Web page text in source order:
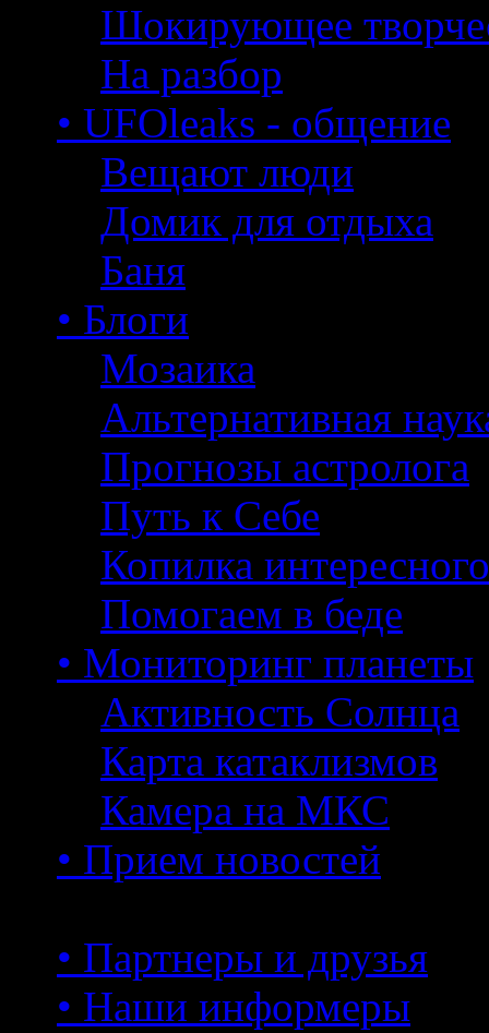
Шокирующее
На разбор
• UFOleaks - общение
Вещают люди
Домик для отдыха
Баня
• Блоги
Мозаика
Альтернативная
Прогнозы астролога
Путь к Себе
Копилка интересного
Помогаем в беде
• Мониторинг планеты
Активность Солнца
Карта катаклизмов
Камера на МКС
• Прием новостей
• Партнеры и друзья
• Наши информеры